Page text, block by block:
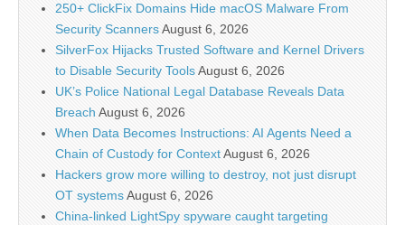
250+ ClickFix Domains Hide macOS Malware From
Security ScannersAugust 6, 2026
SilverFox Hijacks Trusted Software and Kernel Drivers
to Disable Security ToolsAugust 6, 2026
UK’s Police National Legal Database Reveals Data
Breach August 6, 2026
When Data Becomes Instructions: AI Agents Need a
Chain of Custody for ContextAugust 6, 2026
Hackers grow more willing to destroy, not just disrupt
OT systemsAugust 6, 2026
China-linked LightSpy spyware caught targeting